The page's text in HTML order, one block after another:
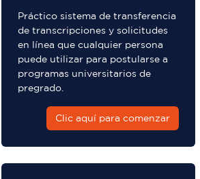
Práctico sistema de transferencia
de transcripciones y solicitudes
en línea que cualquier persona
puede utilizar para postularse a
programas universitarios de
pregrado.
Clic aquí para comenzar